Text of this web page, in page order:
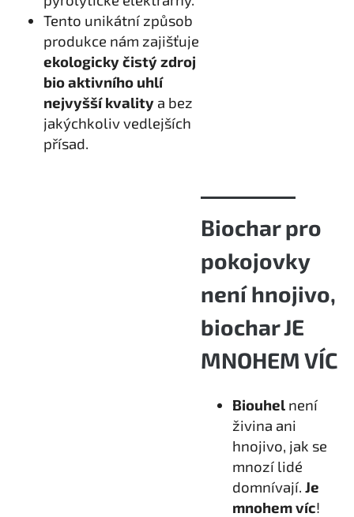
Tento unikátní způsob
produkce nám zajišťuje
ekologicky čistý zdroj
bio aktivního uhlí
nejvyšší kvality a bez
jakýchkoliv vedlejších
přísad.
Biochar pro
pokojovky
není hnojivo,
biochar JE
MNOHEM VÍC
Biouhel není
živina ani
hnojivo, jak se
mnozí lidé
domnívají. Je
mnohem víc!